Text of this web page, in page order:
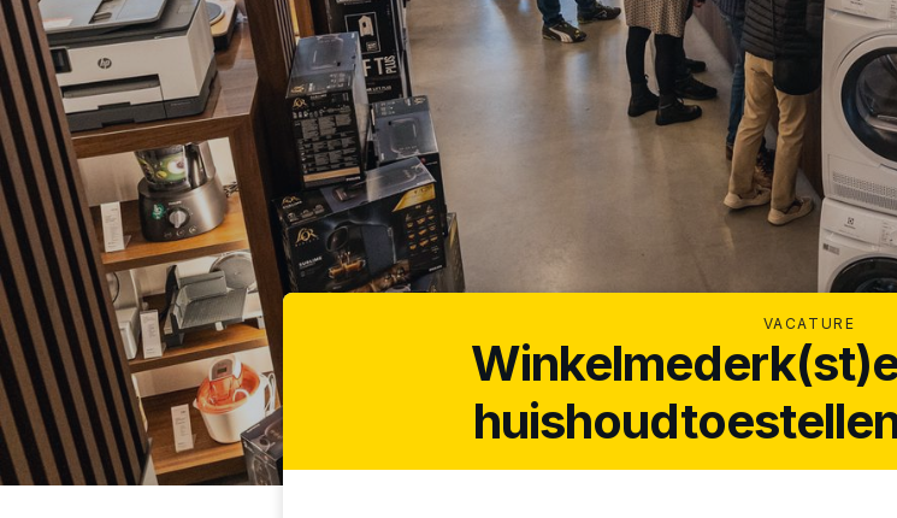
VACATURE